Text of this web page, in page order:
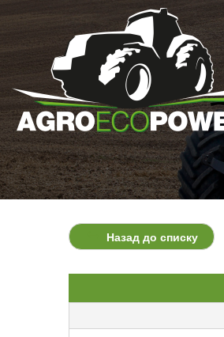
Назад до списку